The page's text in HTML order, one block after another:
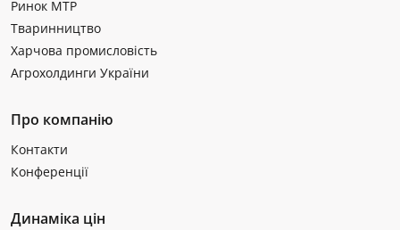
Ринок МТР
Тваринництво
Харчова промисловість
Агрохолдинги України
Про компанію
Контакти
Конференції
Динаміка цін